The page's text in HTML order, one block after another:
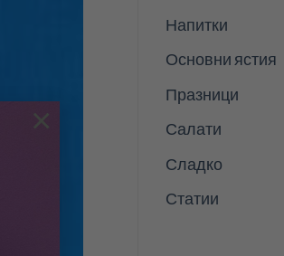
×
Напитки
Основни ястия
Празници
Салати
Сладко
Статии